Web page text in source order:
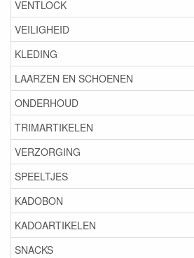
VENTLOCK
VEILIGHEID
KLEDING
LAARZEN EN SCHOENEN
ONDERHOUD
TRIMARTIKELEN
VERZORGING
SPEELTJES
KADOBON
KADOARTIKELEN
SNACKS